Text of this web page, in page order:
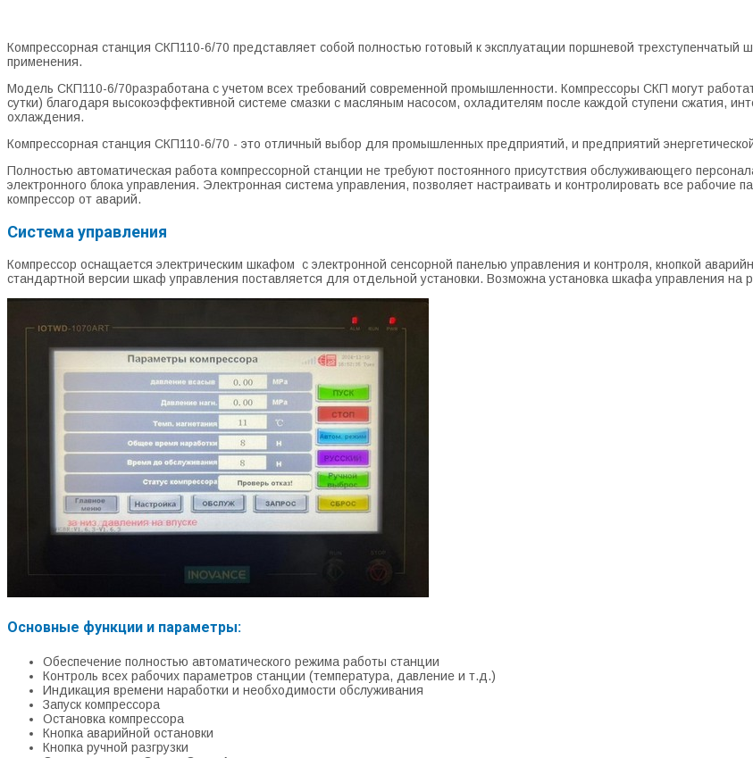
Компрессорная станция СКП110-6/70 представляет собой полностью готовый к эксплуатации поршневой
применения.
Модель СКП110-6/70разработана с учетом всех требований современной промышленности. Компрессоры СКП могут
сутки) благодаря высокоэффективной системе смазки с масляным насосом, охладителям после каждой ступени сжатия,
охлаждения.
Компрессорная станция СКП110-6/70 - это отличный выбор для промышленных предприятий, и предприятий
Полностью автоматическая работа компрессорной станции не требуют постоянного присутствия обслуживающего
электронного блока управления. Электронная система управления, позволяет настраивать и контролировать все
компрессор от аварий.
Система управления
Компрессор оснащается электрическим шкафом с электронной сенсорной панелью управления и контроля, кнопкой
стандартной версии шкаф управления поставляется для отдельной установки. Возможна установка шкафа управления на
Основные функции и параметры:
Обеспечение полностью автоматического режима работы станции
Контроль всех рабочих параметров станции (температура, давление и т.д.)
Индикация времени наработки и необходимости обслуживания
Запуск компрессора
Остановка компрессора
Кнопка аварийной остановки
Кнопка ручной разгрузки